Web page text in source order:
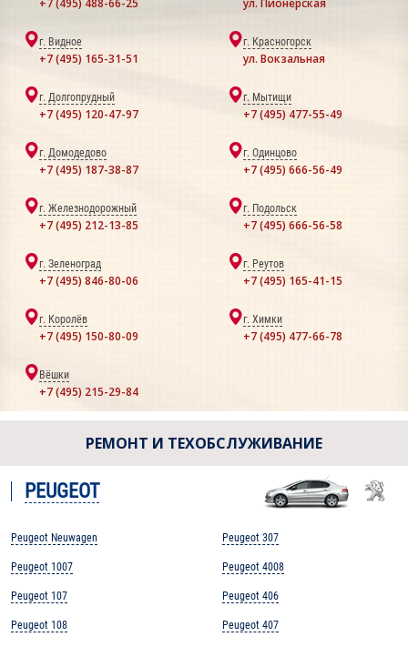
+7 (495) 488-66-25 ул. Пионерская
г. Видное
+7 (495) 165-31-51
г. Красногорск
ул. Вокзальная
г. Долгопрудный
+7 (495) 120-47-97
г. Мытищи
+7 (495) 477-55-49
г. Домодедово
+7 (495) 187-38-87
г. Одинцово
+7 (495) 666-56-49
г. Железнодорожный
+7 (495) 212-13-85
г. Подольск
+7 (495) 666-56-58
г. Зеленоград
+7 (495) 846-80-06
г. Реутов
+7 (495) 165-41-15
г. Королёв
+7 (495) 150-80-09
г. Химки
+7 (495) 477-66-78
Вёшки
+7 (495) 215-29-84
РЕМОНТ И ТЕХОБСЛУЖИВАНИЕ
PEUGEOT
Peugeot Neuwagen
Peugeot 1007
Peugeot 107
Peugeot 108
Peugeot 307
Peugeot 4008
Peugeot 406
Peugeot 407